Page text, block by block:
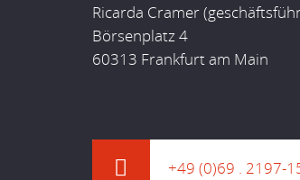
Ricarda Cramer
Börsenplatz 4
60313 Frankfurt am Main
+49 (0)69 . 2197-